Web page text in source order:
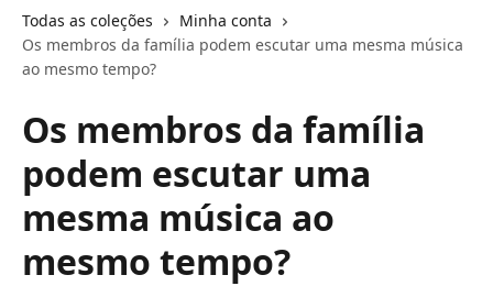
Todas as coleções
Minha conta
Os membros da família podem escutar uma mesma música
ao mesmo tempo?
Os membros da família
podem escutar uma
mesma música ao
mesmo tempo?